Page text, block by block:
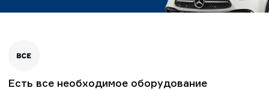
Есть все необходимое оборудование